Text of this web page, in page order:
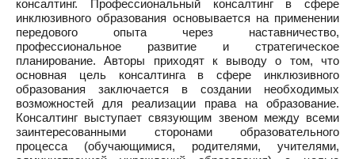
консалтинг. Профессиональный консалтинг в сфере
инклюзивного образования основывается на применении
передового опыта через наставничество,
профессиональное развитие и стратегическое
планирование. Авторы приходят к выводу о том, что
основная цель консалтинга в сфере инклюзивного
образования заключается в создании необходимых
возможностей для реализации права на образование.
Консалтинг выступает связующим звеном между всеми
заинтересованными сторонами образовательного
процесса (обучающимися, родителями, учителями,